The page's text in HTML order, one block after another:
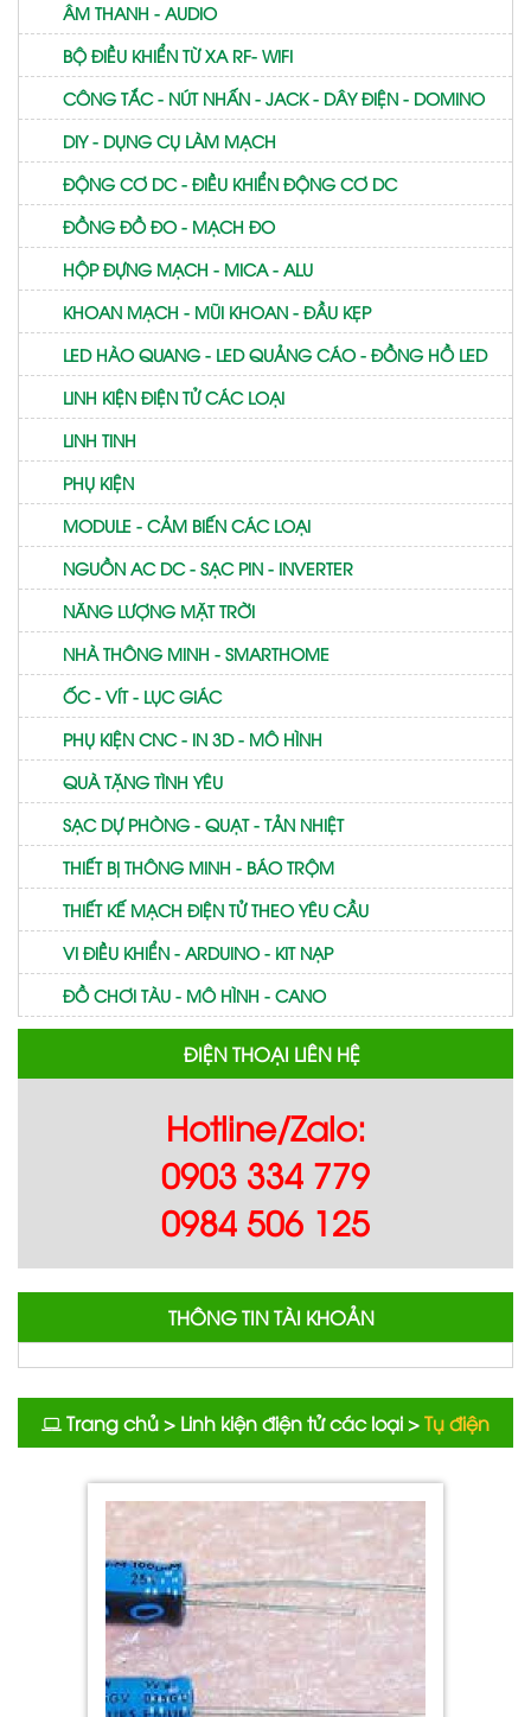
ÂM THANH - AUDIO
BỘ ĐIỀU KHIỂN TỪ XA RF- WIFI
CÔNG TẮC - NÚT NHẤN - JACK - DÂY ĐIỆN - DOMINO
DIY - DỤNG CỤ LÀM MẠCH
ĐỘNG CƠ DC - ĐIỀU KHIỂN ĐỘNG CƠ DC
ĐỒNG ĐỒ ĐO - MẠCH ĐO
HỘP ĐỰNG MẠCH - MICA - ALU
KHOAN MẠCH - MŨI KHOAN - ĐẦU KẸP
LED HÀO QUANG - LED QUẢNG CÁO - ĐỒNG HỒ LED
LINH KIỆN ĐIỆN TỬ CÁC LOẠI
LINH TINH
PHỤ KIỆN
MODULE - CẢM BIẾN CÁC LOẠI
NGUỒN AC DC - SẠC PIN - INVERTER
NĂNG LƯỢNG MẶT TRỜI
NHÀ THÔNG MINH - SMARTHOME
ỐC - VÍT - LỤC GIÁC
PHỤ KIỆN CNC - IN 3D - MÔ HÌNH
QUÀ TẶNG TÌNH YÊU
SẠC DỰ PHÒNG - QUẠT - TẢN NHIỆT
THIẾT BỊ THÔNG MINH - BÁO TRỘM
THIẾT KẾ MẠCH ĐIỆN TỬ THEO YÊU CẦU
VI ĐIỀU KHIỂN - ARDUINO - KIT NẠP
ĐỒ CHƠI TÀU - MÔ HÌNH - CANO
ĐIỆN THOẠI LIÊN HỆ
Hotline/Zalo:
0903 334 779
0984 506 125
THÔNG TIN TÀI KHOẢN
Trang chủ> Linh kiện điện tử các loại>Tụ điện